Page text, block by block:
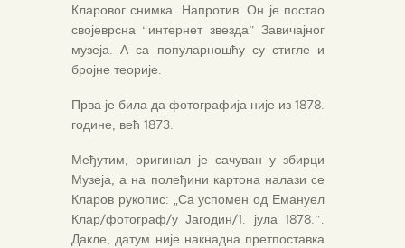
Кларовог снимка. Напротив. Он је постао
својеврсна “интернет звезда” Завичајног
музеја. А са популарношћу су стигле и
бројне теорије.
Прва је била да фотографија није из 1878.
године, већ 1873.
Међутим, оригинал је сачуван у збирци
Музеја, а на полеђини картона налази се
Кларов рукопис: „Са успомен од Емануел
Клар/фотограф/у Јагодин/1. јула 1878.”.
Дакле, датум није накнадна претпоставка